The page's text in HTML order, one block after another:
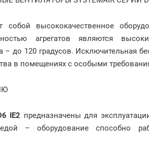
собой высококачественное
агрегатов являются
– до 120 градусов. Исключительная
в помещениях с особыми
IE2 предназначены для
– оборудование способно